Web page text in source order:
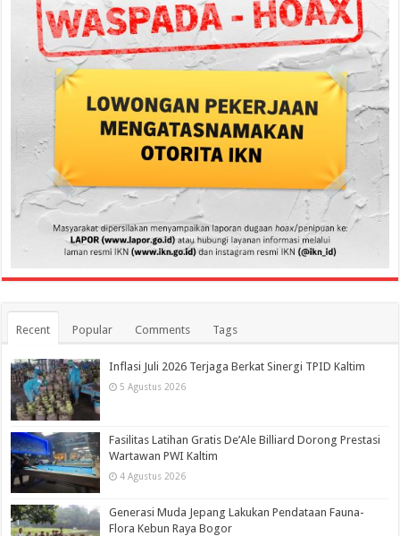
Recent Popular Comments Tags
Inflasi Juli 2026 Terjaga Berkat Sinergi TPID Kaltim
5 Agustus 2026
Fasilitas Latihan Gratis De’Ale Billiard Dorong Prestasi
Wartawan PWI Kaltim
4 Agustus 2026
Generasi Muda Jepang Lakukan Pendataan Fauna-
Flora Kebun Raya Bogor